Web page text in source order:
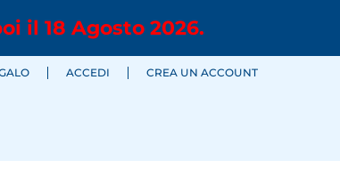
il 18 Agosto 2026.
ACCEDI CREA UN ACCOUNT